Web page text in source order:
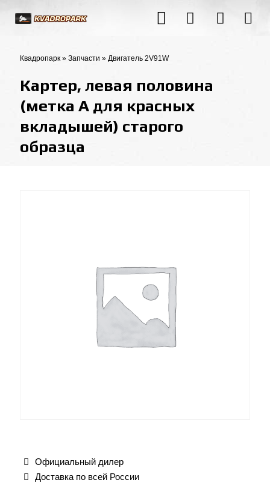
Квадропарк » Запчасти » Двигатель 2V91W
Картер, левая половина
(метка А для красных
вкладышей) старого
образца
Официальный дилер
Доставка по всей России